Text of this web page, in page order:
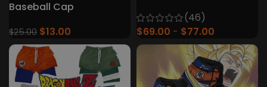
Baseball Cap
$25.00 $13.00
(46)
$69.00 $77.00